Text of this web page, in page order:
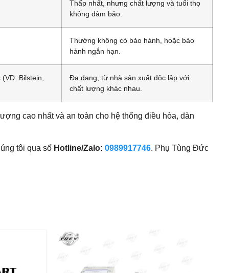
Thấp nhất, nhưng chất lượng và tuổi thọ
không đảm bảo.
Thường không có bảo hành, hoặc bảo
hành ngắn hạn.
Bilstein,
Đa dạng, từ nhà sản xuất độc lập với
chất lượng khác nhau.
cao nhất và an toàn cho hệ thống điều hòa, dàn
tôi qua số Hotline/Zalo: 0989917746. Phụ Tùng Đức